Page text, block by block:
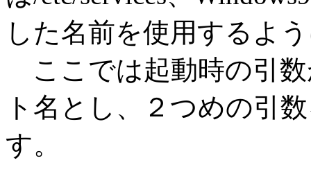
した名前を使用するよ
ここでは起動時の引
ト名とし、２つめの引
す。